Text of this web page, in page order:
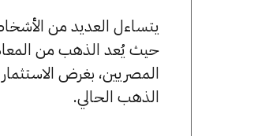
حيث يُعد الذهب من
المصريين، بغرض
الذهب الحالي.